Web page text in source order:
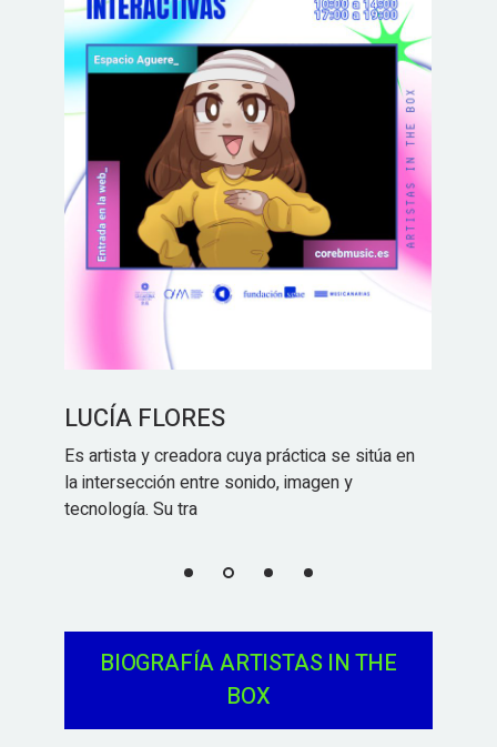
GONZALO DE ARAOZ
Gonzalo de Araoz es un músico, productor y
director musical nacido en Asturias y afincado
en Canarias desde
BIOGRAFÍA ARTISTAS IN THE
BOX